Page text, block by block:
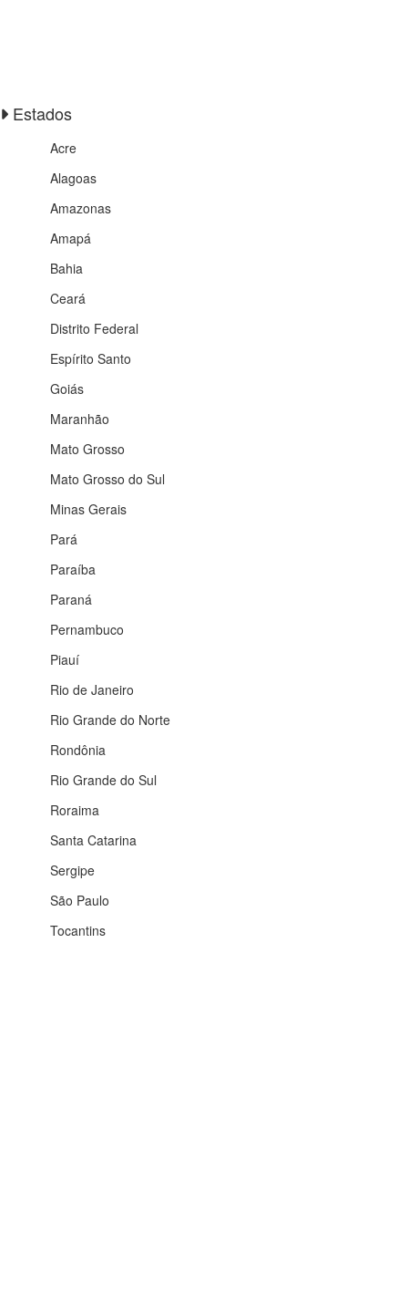
Estados
Acre
Alagoas
Amazonas
Amapá
Bahia
Ceará
Distrito Federal
Espírito Santo
Goiás
Maranhão
Mato Grosso
Mato Grosso do Sul
Minas Gerais
Pará
Paraíba
Paraná
Pernambuco
Piauí
Rio de Janeiro
Rio Grande do Norte
Rondônia
Rio Grande do Sul
Roraima
Santa Catarina
Sergipe
São Paulo
Tocantins